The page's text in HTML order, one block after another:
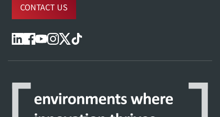
CONTACT US